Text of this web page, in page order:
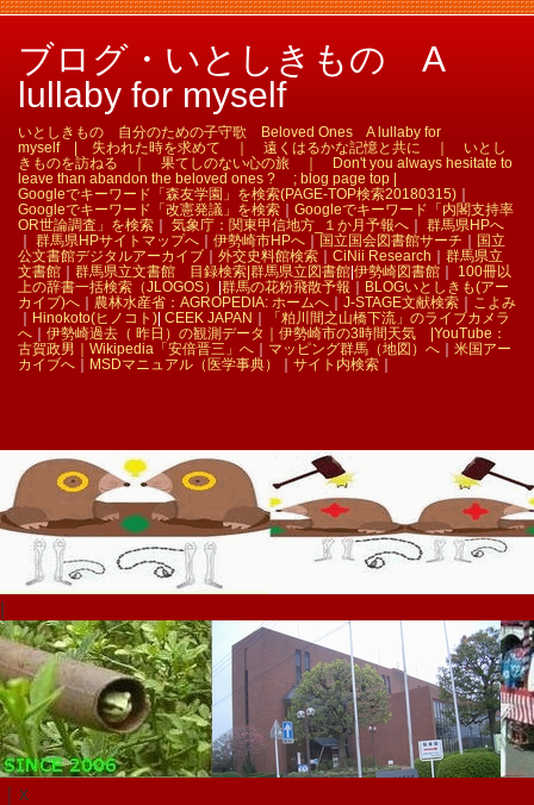
ブログ・いとしきもの A
lullaby for myself
いとしきもの 自分のための子守歌 Beloved Ones A lullaby for
myself | 失われた時を求めて ｜ 遠くはるかな記憶と共に ｜ いとし
きものを訪ねる ｜ 果てしのない心の旅 ｜ Don't you always hesitate to
leave than abandon the beloved ones ? ; blog page top |
Googleでキーワード「森友学園」を検索(PAGE-TOP検索20180315)
Googleでキーワード「改憲発議」を検索
Googleでキーワード「内閣支持率
OR世論調査」を検索
気象庁：関東甲信地方_１か月予報へ
群馬県HPへ
群馬県HPサイトマップへ 伊勢崎市HPへ 国立国会図書館サーチ
国立
公文書館デジタルアーカイブ
外交史料館検索 CiNii Research
群馬県立
文書館
群馬県立文書館 目録検索| 群馬県立図書館 伊勢崎図書館
100冊以
上の辞書一括検索（JLOGOS）
群馬の花粉飛散予報
BLOGいとしきも(アー
カイブ)へ
農林水産省：AGROPEDIA: ホームへ J-STAGE文献検索
こよみ
Hinokoto(ヒノコト) CEEK JAPAN
「粕川間之山橋下流」のライブカメラ
へ
伊勢崎過去（ 昨日）の観測データ｜ 伊勢崎市の3時間天気 | YouTube：
古賀政男｜ Wikipedia「安倍晋三」へ マッピング群馬（地図）へ
米国アー
カイブへ
MSDマニュアル（医学事典） サイト内検索
｜x